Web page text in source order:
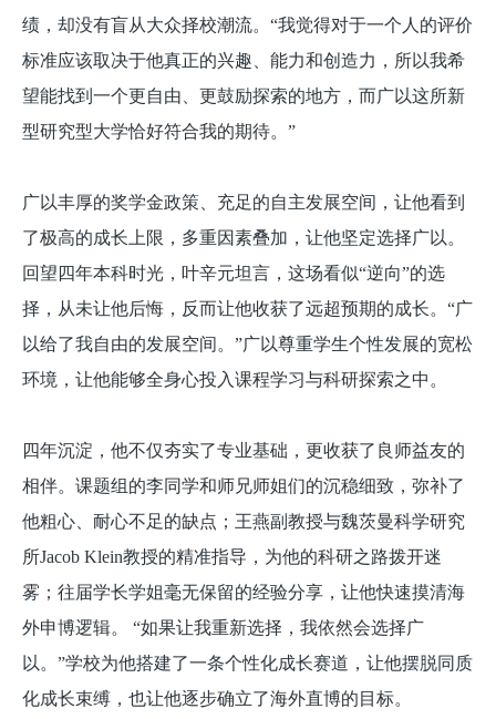
绩，却没有盲从大众择校潮流。“我觉得对于一个人的评价
标准应该取决于他真正的兴趣、能力和创造力，所以我希
望能找到一个更自由、更鼓励探索的地方，而广以这所新
型研究型大学恰好符合我的期待。”
广以丰厚的奖学金政策、充足的自主发展空间，让他看到
了极高的成长上限，多重因素叠加，让他坚定选择广以。
回望四年本科时光，叶辛元坦言，这场看似“逆向”的选
择，从未让他后悔，反而让他收获了远超预期的成长。“广
以给了我自由的发展空间。”广以尊重学生个性发展的宽松
环境，让他能够全身心投入课程学习与科研探索之中。
四年沉淀，他不仅夯实了专业基础，更收获了良师益友的
相伴。课题组的李同学和师兄师姐们的沉稳细致，弥补了
他粗心、耐心不足的缺点；王燕副教授与魏茨曼科学研究
所Jacob Klein教授的精准指导，为他的科研之路拨开迷
雾；往届学长学姐毫无保留的经验分享，让他快速摸清海
外申博逻辑。 “如果让我重新选择，我依然会选择广
以。”学校为他搭建了一条个性化成长赛道，让他摆脱同质
化成长束缚，也让他逐步确立了海外直博的目标。